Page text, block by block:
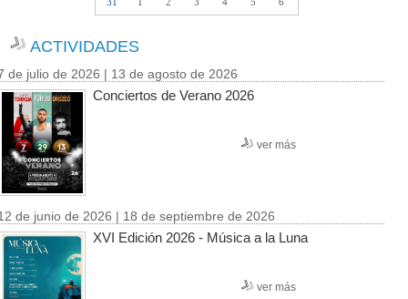
ACTIVIDADES
de julio de 2026 | 13 de agosto de 2026
Conciertos de Verano 2026
ver más
de junio de 2026 | 18 de septiembre de 2026
XVI Edición 2026 - Música a la Luna
ver más